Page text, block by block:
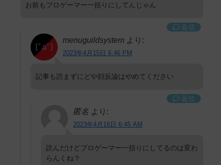
お前もプロゲーマー一括りにしてんじゃん
返信
menuguildsystem より:
2023年4月15日 6:46 PM
記事も読まずにどや顔反論はやめてください
返信
匿名 より:
2023年4月16日 6:45 AM
読んだけどプロゲーマー一括りにしてるのは変わ
らんくね？